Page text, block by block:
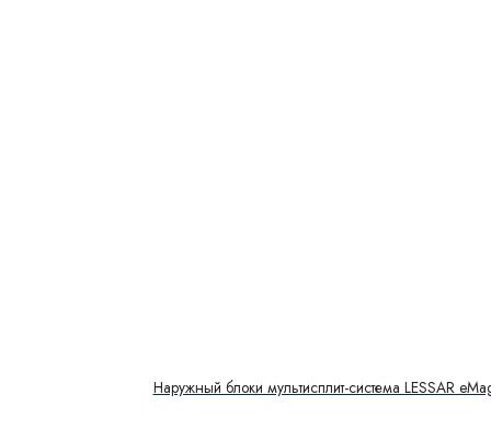
Наружный блоки мультисплит-система LESSAR